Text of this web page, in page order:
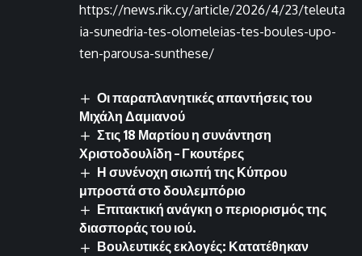
https://news.rik.cy/article/2026/4/23/teleuta
ia-sunedria-tes-olomeleias-tes-boules-upo-
ten-parousa-sunthese/
Οι παραπλανητικές απαντήσεις του
Μιχάλη Δαμιανού
Στις 18 Μαρτίου η συνάντηση
Χριστοδουλίδη – Γκουτέρες
Η συνένοχη σιωπή της Κύπρου
μπροστά στο δουλεμπόριο
Επιτακτική ανάγκη ο περιορισμός της
διασποράς του ιού.
Βουλευτικές εκλογές: Κατατέθηκαν